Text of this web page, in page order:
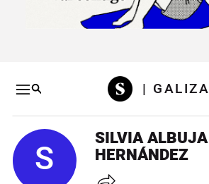
| GALIZA
S SILVIA ALBUJA
HERNÁNDEZ